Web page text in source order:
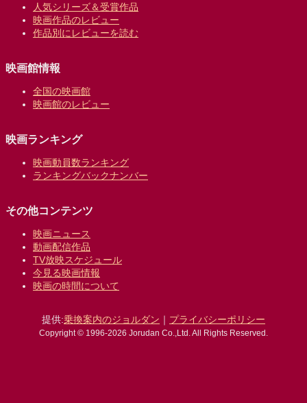
人気シリーズ＆受賞作品
映画作品のレビュー
作品別にレビューを読む
映画館情報
全国の映画館
映画館のレビュー
映画ランキング
映画動員数ランキング
ランキングバックナンバー
その他コンテンツ
映画ニュース
動画配信作品
TV放映スケジュール
今見る映画情報
映画の時間について
提供:乗換案内のジョルダン ｜ プライバシーポリシー
Copyright © 1996-2026 Jorudan Co.,Ltd. All Rights Reserved.